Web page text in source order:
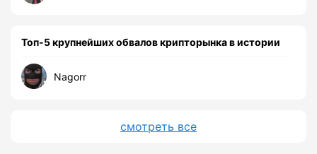
Топ-5 крупнейших обвалов крипторынка в истории
Nagorr
смотреть все